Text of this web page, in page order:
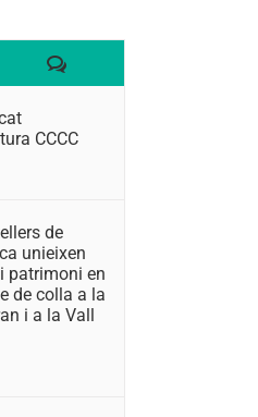
Comentaris
CCCC
de
unieixen
patrimoni en
de colla a la
i a la Vall